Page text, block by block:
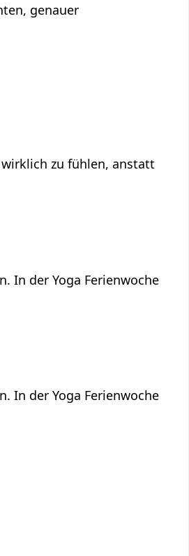
genauer
zu fühlen, anstatt
In der Yoga Ferienwoche
In der Yoga Ferienwoche